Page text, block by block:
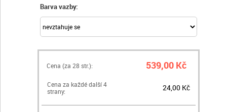
Barva vazby:
Cena (za 28 str.): 539,00 Kč
Cena za každé další 4
strany:
24,00 Kč